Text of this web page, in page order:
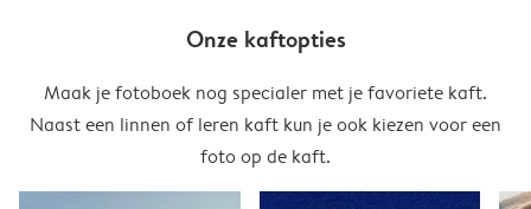
Onze kaftopties
Maak je fotoboek nog specialer met je favoriete kaft.
Naast een linnen of leren kaft kun je ook kiezen voor een
foto op de kaft.